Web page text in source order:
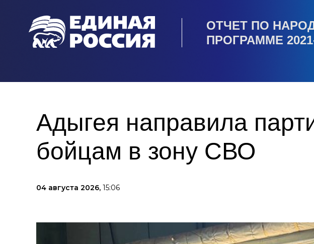
ОТЧЕТ ПО
ПРОГРАММЕ
Адыгея направила
бойцам в зону СВО
04 августа 2026, 15:06